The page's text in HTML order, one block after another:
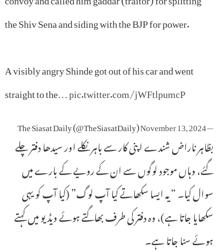
the Shiv Sena and siding with the BJP for power.
A visibly angry Shinde got out of his car and went
straight to the…pic.twitter.com/jWFtlpumcP
— The Siasat Daily (@TheSiasatDaily)
November 13, 2024
بظاہر ناراض شندے اپنی کار سے باہر نکلے اور سیدھا دفتر چلے
گئے، وہاں موجود لوگوں سے ان کے رویے کے بارے میں
سوال کیا۔ “یہ ایسا سکھاتے کیا آپ لوگ” (کیا آپ کو یہی
سکھایا جاتا ہے)، وہ دفتر کی طرف بھاگتے ہوئے ویڈیو میں کہتے
ہوئے سنا جاتا ہے۔